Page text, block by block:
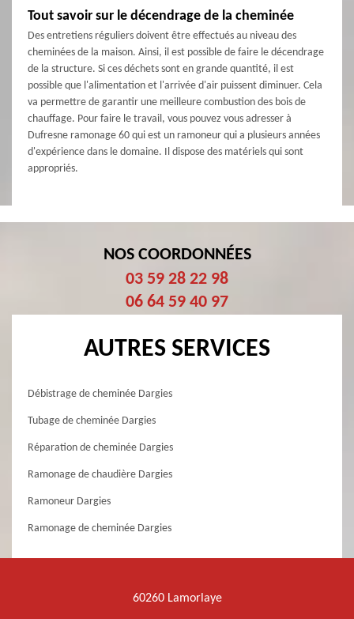
Tout savoir sur le décendrage de la cheminée
Des entretiens réguliers doivent être effectués au niveau des
cheminées de la maison. Ainsi, il est possible de faire le décendrage
de la structure. Si ces déchets sont en grande quantité, il est
possible que l'alimentation et l'arrivée d'air puissent diminuer. Cela
va permettre de garantir une meilleure combustion des bois de
chauffage. Pour faire le travail, vous pouvez vous adresser à
Dufresne ramonage 60 qui est un ramoneur qui a plusieurs années
d'expérience dans le domaine. Il dispose des matériels qui sont
appropriés.
NOS COORDONNÉES
03 59 28 22 98
06 64 59 40 97
AUTRES SERVICES
Débistrage de cheminée Dargies
Tubage de cheminée Dargies
Réparation de cheminée Dargies
Ramonage de chaudière Dargies
Ramoneur Dargies
Ramonage de cheminée Dargies
60260 Lamorlaye